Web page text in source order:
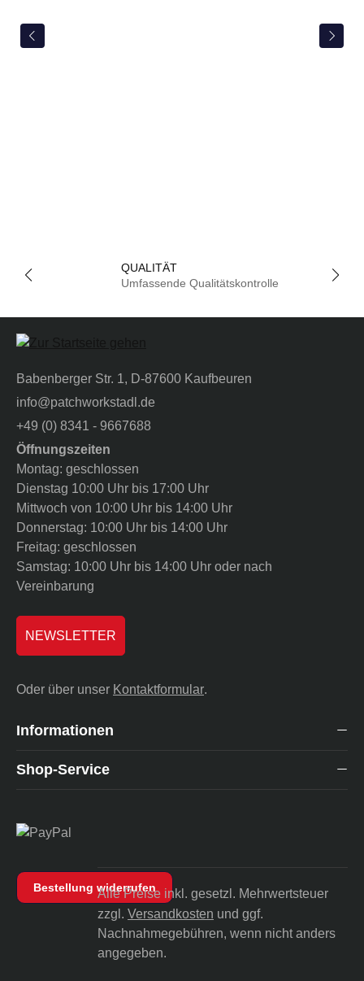
QUALITÄT
Umfassende Qualitätskontrolle
Babenberger Str. 1, D-87600 Kaufbeuren
info@patchworkstadl.de
+49 (0) 8341 - 9667688
Öffnungszeiten
Montag: geschlossen
Dienstag 10:00 Uhr bis 17:00 Uhr
Mittwoch von 10:00 Uhr bis 14:00 Uhr
Donnerstag: 10:00 Uhr bis 14:00 Uhr
Freitag: geschlossen
Samstag: 10:00 Uhr bis 14:00 Uhr oder nach
Vereinbarung
NEWSLETTER
Oder über unser Kontaktformular.
Informationen
Shop-Service
Bestellung widerrufenAlle Preise inkl. gesetzl. Mehrwertsteuer
zzgl. Versandkosten und ggf.
Nachnahmegebühren, wenn nicht anders
angegeben.